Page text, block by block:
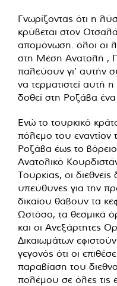
Γνωρίζοντας ότι η
κρύβεται στον
απομόνωση. όλοι οι
στη Μέση Ανατολή ,
παλεύουν γι’ αυτήν
να τερματιστεί αυτή
δοθεί στη Ροζάβα ένα
Ενώ το τουρκικό
πόλεμο του
Ροζάβα έως το
Ανατολικό
Τουρκίας, οι
υπεύθυνες για την
δικαίου θάβουν τα
Ωστόσο, τα θεσμικά
και οι Ανεξάρτητες
Δικαιωμάτων
γεγονός ότι οι
παραβίαση του
πολέμου σε όλες τις